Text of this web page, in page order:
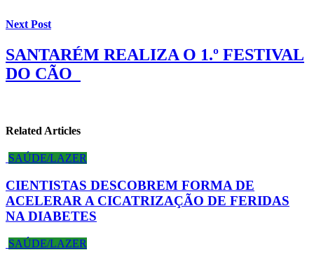
Next Post
SANTARÉM REALIZA O 1.º FESTIVAL
DO CÃO
Related Articles
SAÚDE/LAZER
CIENTISTAS DESCOBREM FORMA DE
ACELERAR A CICATRIZAÇÃO DE FERIDAS
NA DIABETES
SAÚDE/LAZER